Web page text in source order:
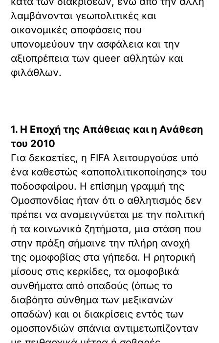
λαμβάνονται γεωπολιτικές και
οικονομικές αποφάσεις που
υπονομεύουν την ασφάλεια και την
αξιοπρέπεια των queer αθλητών και
φιλάθλων.
1. Η Εποχή της Απάθειας και η Ανάθεση
του 2010
Για δεκαετίες, η FIFA λειτουργούσε υπό
ένα καθεστώς «αποπολιτικοποίησης» του
ποδοσφαίρου. Η επίσημη γραμμή της
Ομοσπονδίας ήταν ότι ο αθλητισμός δεν
πρέπει να αναμειγνύεται με την πολιτική
ή τα κοινωνικά ζητήματα, μια στάση που
στην πράξη σήμαινε την πλήρη ανοχή
της ομοφοβίας στα γήπεδα. Η ρητορική
μίσους στις κερκίδες, τα ομοφοβικά
συνθήματα από οπαδούς (όπως το
διαβόητο σύνθημα των μεξικανών
οπαδών) και οι διακρίσεις εντός των
ομοσπονδιών σπάνια αντιμετωπίζονταν